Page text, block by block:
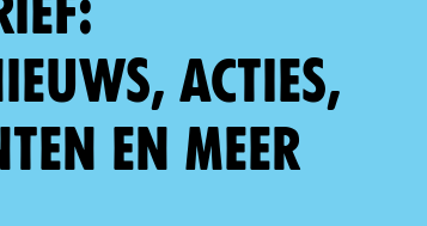
acties,
en meer